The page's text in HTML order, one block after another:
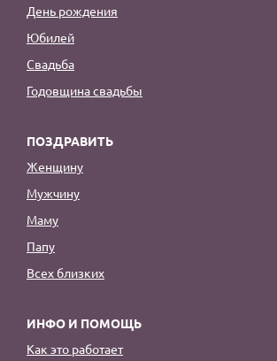
День рождения
Юбилей
Свадьба
Годовщина свадьбы
ПОЗДРАВИТЬ
Женщину
Мужчину
Маму
Папу
Всех близких
ИНФО И ПОМОЩЬ
Как это работает